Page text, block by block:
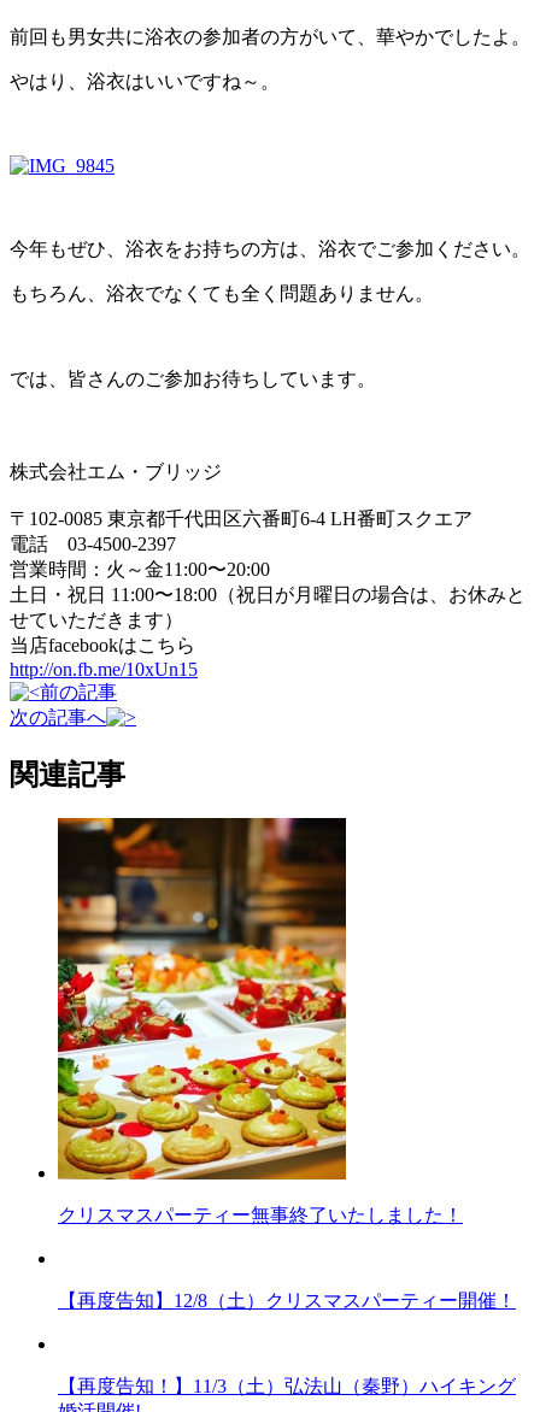
前回も男女共に浴衣の参加者の方がいて、華やかでしたよ。
やはり、浴衣はいいですね～。
今年もぜひ、浴衣をお持ちの方は、浴衣でご参加ください。
もちろん、浴衣でなくても全く問題ありません。
では、皆さんのご参加お待ちしています。
株式会社エム・ブリッジ
〒102-0085 東京都千代田区六番町6-4 LH番町スクエア
電話 03-4500-2397
営業時間：火～金11:00〜20:00
土日・祝日 11:00〜18:00（祝日が月曜日の場合は、お休みと
せていただきます）
当店facebookはこちら
http://on.fb.me/10xUn15
前の記事
次の記事へ
関連記事
クリスマスパーティー無事終了いたしました！
【再度告知】12/8（土）クリスマスパーティー開催！
【再度告知！】11/3（土）弘法山（秦野）ハイキング